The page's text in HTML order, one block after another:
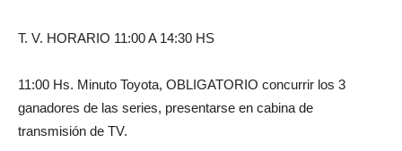
T. V. HORARIO 11:00 A 14:30 HS
11:00 Hs. Minuto Toyota, OBLIGATORIO concurrir los 3
ganadores de las series, presentarse en cabina de
transmisión de TV.